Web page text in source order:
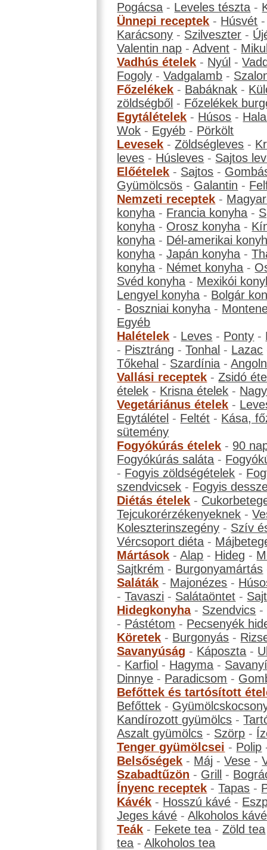
Pogácsa - Leveles tészta -
Ünnepi receptek - Húsvét
Karácsony - Szilveszter -
Valentin nap -Advent -
Vadhús ételek - Nyúl -
Fogoly -Vadgalamb -
Főzelékek - Babáknak -
zöldségből - Főzelékek
Egytálételek - Húsos -
Wok - Egyéb - Pörkölt
Levesek -Zöldségleves -
leves - Húsleves - Sajtos
Előételek - Sajtos -
Gyümölcsös - Galantin -
Nemzeti receptek -
konyha - Francia konyha -
konyha - Orosz konyha -
konyha - Dél-amerikai
konyha -Japán konyha -
konyha - Német konyha -
Svéd konyha - Mexikói
Lengyel konyha - Bolgár
- Boszniai konyha -
Egyéb
Halételek - Leves - Ponty -
- Pisztráng -Tonhal - Lazac
Tőkehal - Szardínia -
Vallási receptek -Zsidó
ételek - Krisna ételek -
Vegetáriánus ételek -
Egytálétel - Feltét - Kása,
sütemény
Fogyókúrás ételek - 90
Fogyókúrás saláta -
- Fogyis zöldségételek -
szendvicsek - Fogyis
Diétás ételek -
Tejcukorérzékenyeknek -
Koleszterinszegény - Szív
Vércsoport diéta -
Mártások -Alap - Hideg -
Sajtkrém - Burgonyamártás
Saláták - Majonézes -
-Tavaszi - Salátaöntet -
Hidegkonyha- Szendvics -
- Pástétom - Pecsenyék
Köretek - Burgonyás -
Savanyúság - Káposzta -
- Karfiol - Hagyma -
Dinnye - Paradicsom -
Befőttek és tartósított
Befőttek -
Kandírozott gyümölcs -
Aszalt gyümölcs - Szörp -
Tenger gyümölcsei - Polip
Belsőségek - Máj -Vese -
Szabadtűzön - Grill -
Ínyenc receptek -Tapas -
Kávék - Hosszú kávé -
Jeges kávé -Alkoholos kávé
Teák - Fekete tea -Zöld tea
tea -Alkoholos tea